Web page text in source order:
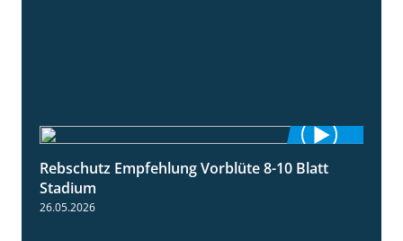
1:55
Rebschutz Empfehlung Vorblüte 8-10 Blatt
Stadium
26.05.2026